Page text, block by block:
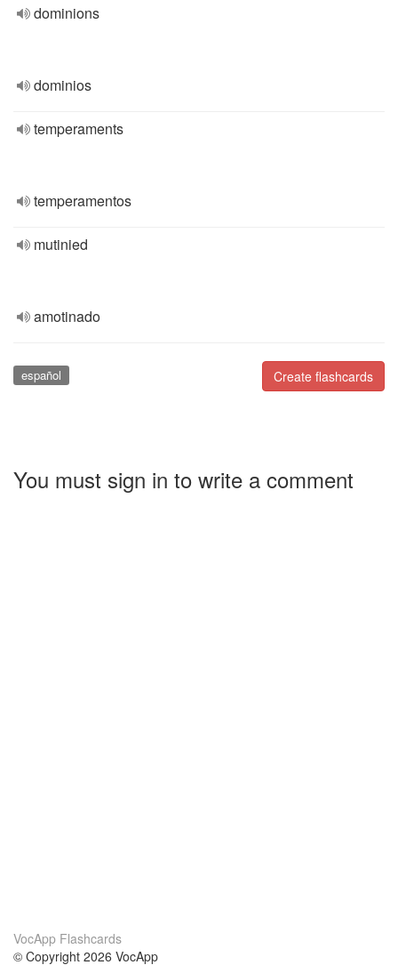
dominions
dominios
temperaments
temperamentos
mutinied
amotinado
Create flashcards
español
You must sign in to write a comment
VocApp Flashcards
© Copyright 2026 VocApp